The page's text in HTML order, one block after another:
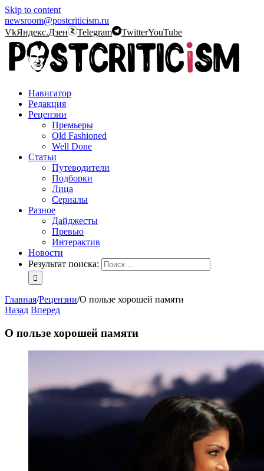
Skip to content
newsroom@postcriticism.ru
VkЯндекс.Дзен Telegram TwitterYouTube
Навигатор
Редакция
Рецензии
Премьеры
Old Fashioned
Well Done
Статьи
Путеводители
Подборки
Лица
Сериалы
Разное
Дайджесты
Превью
Интерактив
Новости
Результат поиска:
Главная/Рецензии/О пользе хорошей памяти
Назад Вперед
О пользе хорошей памяти